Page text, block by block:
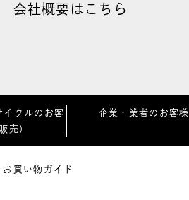
会社概要はこちら
イクルのお客
売）
企業・業者のお客様
お買い物ガイド